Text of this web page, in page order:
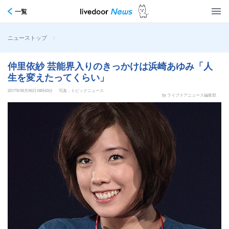
一覧
ニューストップ >
仲里依紗 芸能界入りのきっかけは浜崎あゆみ「人
生を変えたってくらい」
2017年06月06日16時43分
写真：トピックニュース
by ライブドアニュース編集部